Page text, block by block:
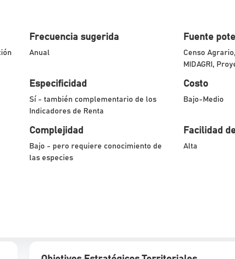
Frecuencia sugerida
Anual
Fuente
Censo
MIDAGRI,
Especificidad
Sí - también complementario de los
Indicadores de Renta
Costo
Bajo-Medio
Complejidad
Bajo - pero requiere conocimiento de
las especies
Facilidad
Alta